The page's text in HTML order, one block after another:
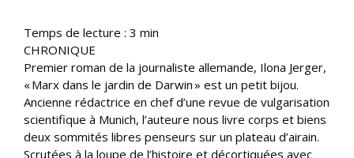
Temps de lecture : 3 min
CHRONIQUE
Premier roman de la journaliste allemande, Ilona Jerger,
« Marx dans le jardin de Darwin » est un petit bijou.
Ancienne rédactrice en chef d’une revue de vulgarisation
scientifique à Munich, l’auteure nous livre corps et biens
deux sommités libres penseurs sur un plateau d’airain.
Scrutées à la loupe de l’histoire et décortiquées avec